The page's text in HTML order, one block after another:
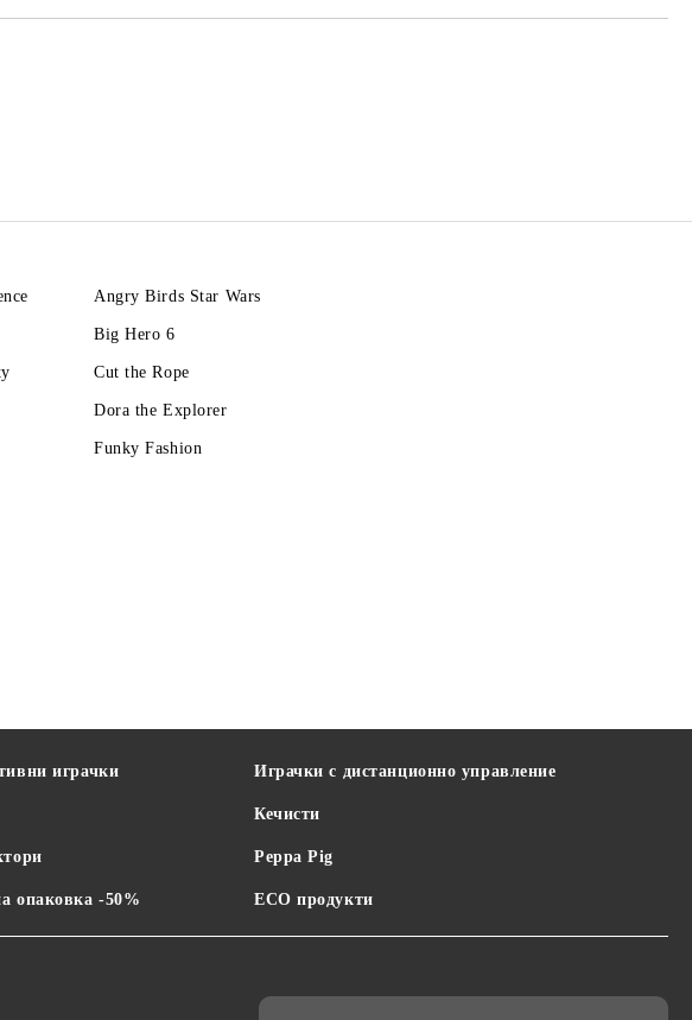
Angry Birds Star Wars
Big Hero 6
Cut the Rope
Dora the Explorer
Funky Fashion
играчки
опаковка -50%
Играчки с дистанционно управление
Кечисти
Peppa Pig
ECO продукти